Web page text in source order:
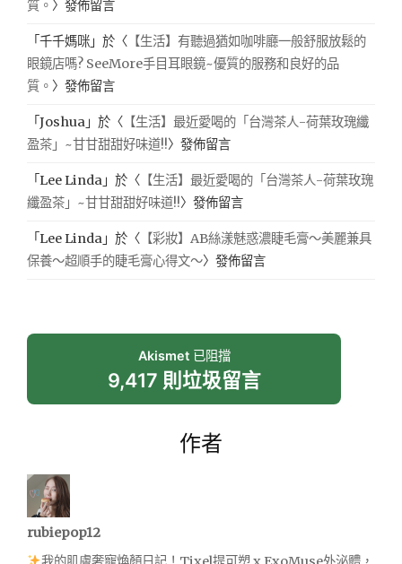
質。 〉發佈留言
「千千媽咪 」於〈 【生活】有聽過猶如咖啡廳一般舒服放鬆的
眼鏡店嗎? SeeMore手目耳眼鏡~優質的服務和良好的品
質。 〉發佈留言
「Joshua 」於〈 【生活】最近愛喝的「台灣茶人-荷葉玫瑰纖
盈茶」~甘甘甜甜好味道!!〉發佈留言
「Lee Linda 」於〈 【生活】最近愛喝的「台灣茶人-荷葉玫瑰
纖盈茶」~甘甘甜甜好味道!!〉發佈留言
「Lee Linda 」於〈 【彩妝】AB絲漾魅惑濃睫毛膏～美麗兼具
保養～超順手的睫毛膏心得文～〉發佈留言
Akismet已阻擋
9,417 則垃圾留言
作者
rubiepop12